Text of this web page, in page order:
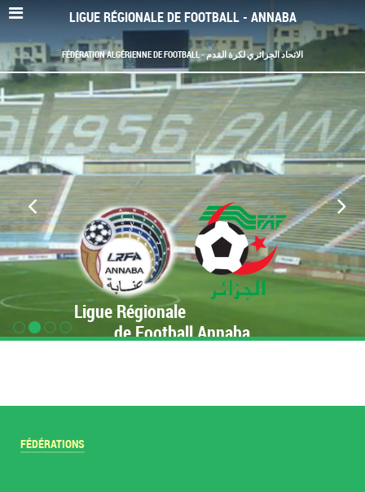
LIGUE RÉGIONALE DE FOOTBALL - ANNABA
FÉDÉRATION ALGÉRIENNE DE FOOTBALL - الاتحاد الجزائري لكرة القدم
Ligue Régionale
de Football Annaba
FÉDÉRATIONS